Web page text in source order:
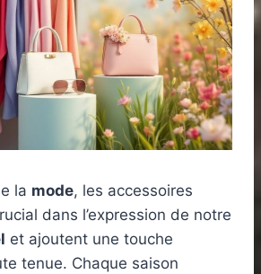
la mode, les accessoires
dans l’expression de notre
et ajoutent une touche
tenue. Chaque saison